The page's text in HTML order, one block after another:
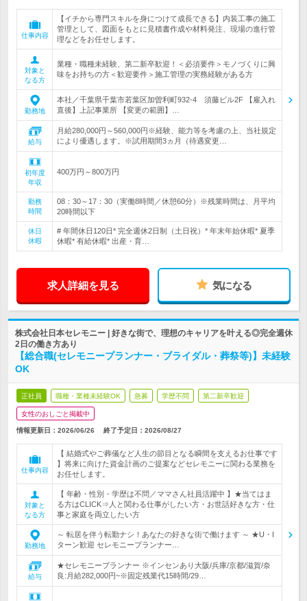
仕事内容
【イチから専門スキルを身につけて成長できる】内装工事の施工
管理として、図面をもとに見積書作成や材料発注、現場の進行管
理などをお任せします。
対象と
なる方
業種・職種未経験、第二新卒歓迎！＜必須要件＞モノづくりに興
味をお持ちの方＜歓迎要件＞施工管理の実務経験がある方
勤務地
本社／千葉県千葉市若葉区加曽利町932-4 須藤ビル2F 【雇入れ
直後】上記事業所 【変更の範囲】…
給与
月給280,000円～560,000円※経験、能力等を考慮の上、当社規定
により優遇します。※試用期間3ヵ月（待遇変更…
初年度
年収
400万円～800万円
勤務
時間
08：30～17：30（実働8時間／休憩60分）※残業時間は、月平均
20時間以下
休日
休暇
# 年間休日120日* 完全週休2日制（土日祝）* 年末年始休暇* 夏季
休暇* 有給休暇* 出産・育…
求人詳細を見る 気になる
株式会社日本セレモニー | 好きな街で、理想のキャリアを叶える◎完全週休
2日の働き方あり
【総合職(セレモニープランナー・ブライダル・葬祭等)】未経験
OK
正社員 職種・業種未経験OK 急募 学歴不問 第二新卒歓迎
女性のおしごと掲載中
情報更新日：2026/06/26 終了予定日： 2026/08/27
仕事内容
【 結婚式やご葬儀など人生の節目となる瞬間を支えるお仕事です
】将来に向けた資金計画のご提案などセレモニーに関わる業務を
お任せします。
対象と
なる方
【 年齢・性別・学歴は不問／ママさん社員活躍中 】★当てはま
る方はCLICK⇒人と関わる仕事がしたい方・お世話好きな方・仕
事と家庭を両立したい方
勤務地
～ 転居を伴う転勤ナシ！あなたの好きな街で働けます ～ ★U・I
ターン歓迎 セレモニープランナー…
給与
★セレモニープランナー ※インセンあり大阪/兵庫/京都/滋賀/奈
良:月給282,000円~※固定残業代15時間/29…